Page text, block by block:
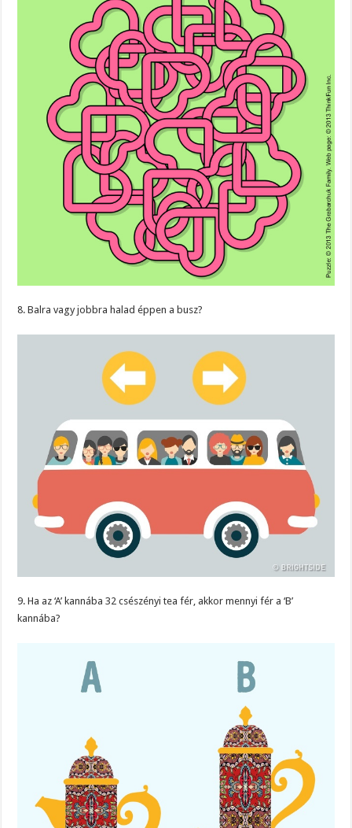
8. Balra vagy jobbra halad éppen a busz?
9. Ha az ‘A’ kannába 32 csészényi tea fér, akkor mennyi fér a ‘B’
kannába?